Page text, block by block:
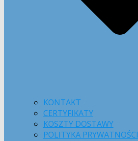
KONTAKT
CERTYFIKATY
KOSZTY DOSTAWY
POLITYKA PRYWATNOŚCI